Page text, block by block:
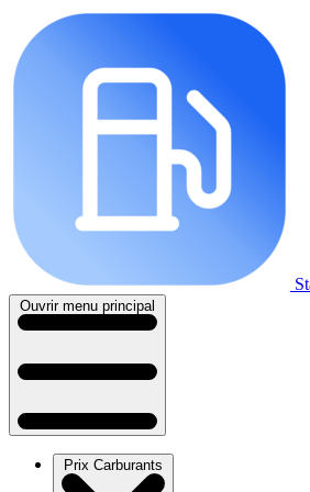
Ouvrir menu principal
Prix Carburants